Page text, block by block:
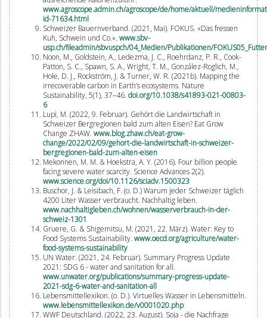
www.agroscope.admin.ch/agroscope/de/home/aktuell/
id-71634.html
Schweizer Bauernverband. (2021, Mai). FOKUS. «Das fressen
Kuh, Schwein und Co.». www.sbv-
usp.ch/fileadmin/sbvuspch/04_Medien/Publikationen/
Noon, M., Goldstein, A., Ledezma, J. C., Roehrdanz, P. R., Cook-
Patton, S. C., Spawn, S. A., Wright, T. M., González-Roglich, M.,
Hole, D. J., Rockström, J. & Turner, W. R. (2021b). Mapping the
irrecoverable carbon in Earth’s ecosystems. Nature
Sustainability, 5(1), 37–46. doi.org/10.1038/s41893-021-00803-
6
Lupi, M. (2022, 9. Februar). Gehört die Landwirtschaft in
Schweizer Bergregionen bald zum alten Eisen? Eat Grow
Change ZHAW. www.blog.zhaw.ch/eat-grow-
change/2022/02/09/gehort-die-landwirtschaft-in-schweizer-
bergregionen-bald-zum-alten-eisen
Mekonnen, M. M. & Hoekstra, A. Y. (2016). Four billion people
facing severe water scarcity. Science Advances 2(2).
www.science.org/doi/10.1126/sciadv.1500323
Buschor, J. & Leisibach, F. (o. D.) Warum jeder Schweizer täglich
4200 Liter Wasser verbraucht. Nachhaltig leben.
www.nachhaltigleben.ch/wohnen/wasserverbrauch-in-der-
schweiz-1301
Gruere, G. & Shigemitsu, M. (2021, 22. März). Water: Key to
Food Systems Sustainability. www.oecd.org/agriculture/water-
food-systems-sustainability
UN Water. (2021, 24. Februar). Summary Progress Update
2021: SDG 6 - water and sanitation for all.
www.unwater.org/publications/summary-progress-update-
2021-sdg-6-water-and-sanitation-all
Lebensmittellexikon. (o. D.). Virtuelles Wasser in Lebensmitteln.
www.lebensmittellexikon.de/v0001020.php
WWF Deutschland. (2022, 23. August). Soja - die Nachfrage